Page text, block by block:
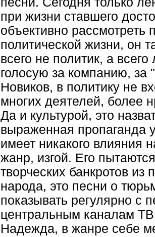
при жизни ставшего
объективно рассмотреть
политической жизни, он
всего не политик, а
голосую за компанию, за
Новиков, в политику не
многих деятелей, более
Да и культурой, это
выраженная пропаганда
имеет никакого влияния
жанр, изгой. Его
творческих банкротов
народа, это песни о
показывать регулярно с
центральным каналам
Надежда, в жанре себе